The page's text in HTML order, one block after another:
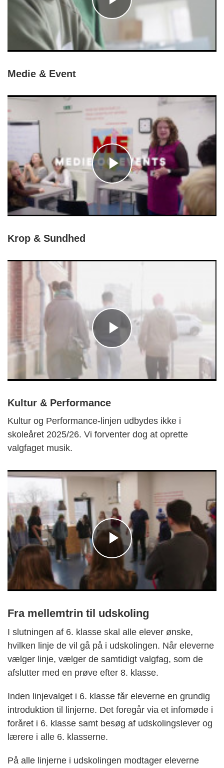
Medie & Event
Krop & Sundhed
Kultur & Performance
Kultur og Performance-linjen udbydes ikke i
skoleåret 2025/26. Vi forventer dog at oprette
valgfaget musik.
Fra mellemtrin til udskoling
I slutningen af 6. klasse skal alle elever ønske,
hvilken linje de vil gå på i udskolingen. Når eleverne
vælger linje, vælger de samtidigt valgfag, som de
afslutter med en prøve efter 8. klasse.
Inden linjevalget i 6. klasse får eleverne en grundig
introduktion til linjerne. Det foregår via et infomøde i
foråret i 6. klasse samt besøg af udskolingslever og
lærere i alle 6. klasserne.
På alle linjerne i udskolingen modtager eleverne